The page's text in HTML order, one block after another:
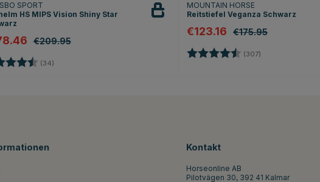
SPORT
HS MIPS Vision Shiny Star
€209.95
(34)
MOUNTAIN HORSE
Reitstiefel Veganza Schwarz
€123.16 €175.95
Bewertung: (307)
Kontakt
Horseonline AB
Pilotvägen 30, 392 41 Kalmar